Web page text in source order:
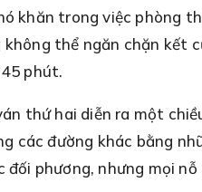
khăn trong việc phòng
thể ngăn chặn kết
phút.
thứ hai diễn ra một
các đường khác bằng
phương, nhưng mọi